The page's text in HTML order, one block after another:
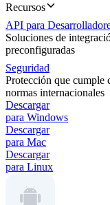
Recursos
API para
Soluciones de
preconfiguradas
Seguridad
Protección que cumple
normas internacionales
Descargar
para Windows
Descargar
para Mac
Descargar
para Linux